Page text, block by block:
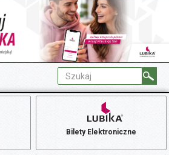
Bilety Elektroniczne